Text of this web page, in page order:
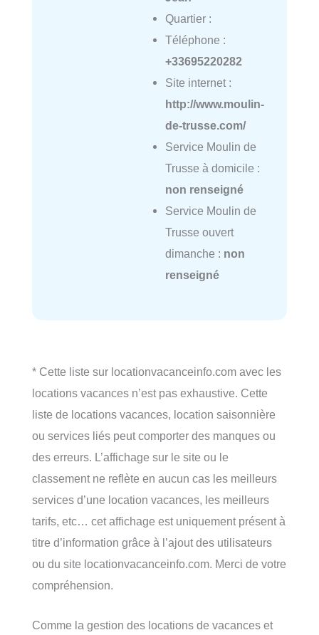
Quartier :
Téléphone :
+33695220282
Site internet :
http://www.moulin-
de-trusse.com/
Service Moulin de
Trusse à domicile :
non renseigné
Service Moulin de
Trusse ouvert
dimanche : non
renseigné
* Cette liste sur locationvacanceinfo.com avec les
locations vacances n’est pas exhaustive. Cette
liste de locations vacances, location saisonnière
ou services liés peut comporter des manques ou
des erreurs. L’affichage sur le site ou le
classement ne reflète en aucun cas les meilleurs
services d’une location vacances, les meilleurs
tarifs, etc… cet affichage est uniquement présent à
titre d’information grâce à l’ajout des utilisateurs
ou du site locationvacanceinfo.com. Merci de votre
compréhension.
Comme la gestion des locations de vacances et